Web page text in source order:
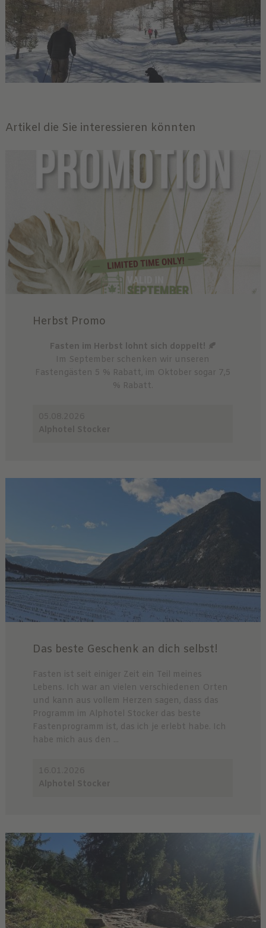
Artikel die Sie interessieren könnten
Herbst Promo
Fasten im Herbst lohnt sich doppelt! 🍂
Im September schenken wir unseren
Fastengästen 5 % Rabatt, im Oktober sogar 7,5
% Rabatt.
Das beste Geschenk an dich selbst!
Fasten ist seit einiger Zeit ein Teil meines
Lebens. Ich war an vielen verschiedenen Orten
und kann aus vollem Herzen sagen, dass das
Programm im Alphotel Stocker das beste
Fastenprogramm ist, das ich je erlebt habe. Ich
habe mich aus den ...